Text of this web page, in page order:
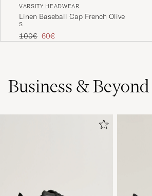
VARSITY HEADWEAR
Linen Baseball Cap French Olive
S
Tavallinen hinta
100€ Alennettu hinta
60€
Business & Beyond